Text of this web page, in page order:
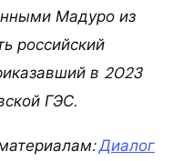
Мадуро из
российский
в 2023
ГЭС.
Диалог